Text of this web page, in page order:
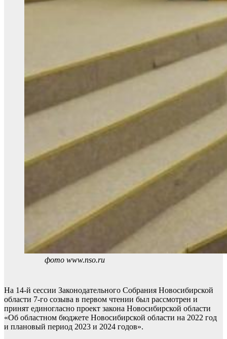
фото www.nso.ru
На 14-й сессии Законодательного Собрания Новосибирской
области 7-го созыва в первом чтении был рассмотрен и
принят единогласно проект закона Новосибирской области
«Об областном бюджете Новосибирской области на 2022 год
и плановый период 2023 и 2024 годов».